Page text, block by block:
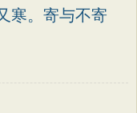
寒。寄与不寄